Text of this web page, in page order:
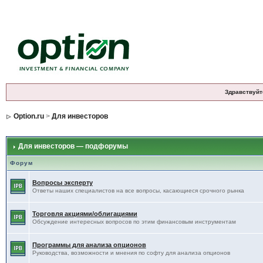
Option.ru> Для инвесторов
Для инвесторов — подфорумы
Форум
Вопросы эксперту
Ответы наших специалистов на все вопросы, касающиеся срочного рынка
Торговля акциями/облигациями
Обсуждение интересных вопросов по этим финансовым инструментам
Программы для анализа опционов
Руководства, возможности и мнения по софту для анализа опционов